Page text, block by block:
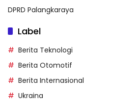
DPRD Palangkaraya
Label
Berita Teknologi
Berita Otomotif
Berita Internasional
Ukraina